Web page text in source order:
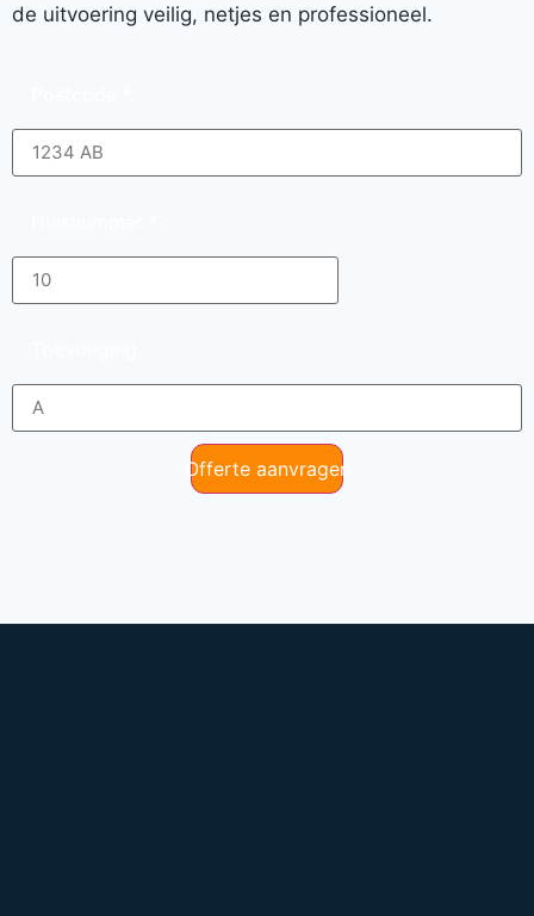
de uitvoering veilig, netjes en professioneel.
Offerte aanvragen